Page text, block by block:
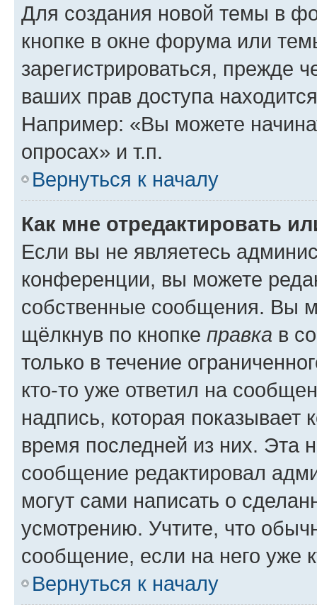
Для создания новой темы в
кнопке в окне форума или
зарегистрироваться, прежде
ваших прав доступа
Например: «Вы можете
опросах» и т.п.
Вернуться к началу
Как мне отредактировать
Если вы не являетесь
конференции, вы можете
собственные сообщения. Вы
щёлкнув по кнопке правка в
только в течение
кто-то уже ответил на
надпись, которая показывает
время последней из них. Эта
сообщение редактировал
могут сами написать о
усмотрению. Учтите, что
сообщение, если на него уже
Вернуться к началу